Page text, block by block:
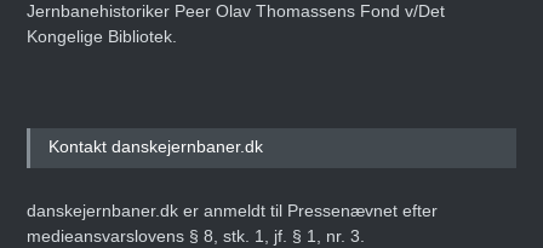
Jernbanehistoriker Peer Olav Thomassens Fond v/Det
Kongelige Bibliotek.
Kontakt danskejernbaner.dk
danskejernbaner.dk er anmeldt til Pressenævnet efter
medieansvarslovens § 8, stk. 1, jf. § 1, nr. 3.